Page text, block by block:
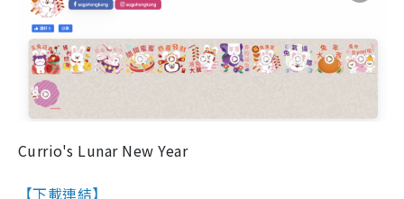
Currio's Lunar New Year
【下載連結】